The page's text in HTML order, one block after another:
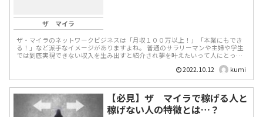
ザ マイラ
ザ・マイラのネットワークビジネスは「月収１００万以上！」「本業にもでき
る！」など派手なイメージがありますよね。 普通のサラリーマンや主婦や学生
では到底実現できない収入を生み出すと紹介され夢を叶えたいって人にとって
2022.10.12 kumi
【必見】ザ マイラで稼げる人と
稼げない人の特徴とは…？